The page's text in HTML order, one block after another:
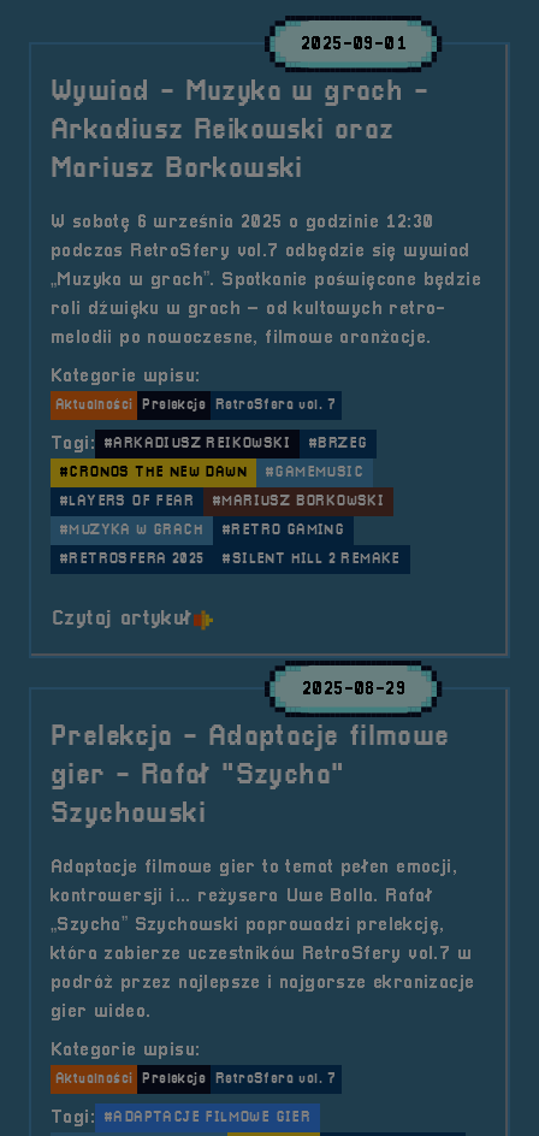
2025-09-01
Wywiad - Muzyka w grach -
Arkadiusz Reikowski oraz
Mariusz Borkowski
W sobotę 6 września 2025 o godzinie 12:30
podczas RetroSfery vol.7 odbędzie się wywiad
„Muzyka w grach”. Spotkanie poświęcone będzie
roli dźwięku w grach – od kultowych retro-
melodii po nowoczesne, filmowe aranżacje.
Kategorie wpisu:
Aktualności Prelekcje RetroSfera vol. 7
Tagi: #ARKADIUSZ REIKOWSKI
#BRZEG
#CRONOS THE NEW DAWN
#GAMEMUSIC
#LAYERS OF FEAR
#MARIUSZ BORKOWSKI
#MUZYKA W GRACH
#RETRO GAMING
#RETROSFERA 2025
#SILENT HILL 2 REMAKE
Czytaj artykuło tytule Wywiad &#8211;
2025-08-29
Prelekcja - Adaptacje filmowe
gier - Rafał "Szycha"
Szychowski
Adaptacje filmowe gier to temat pełen emocji,
kontrowersji i... reżysera Uwe Bolla. Rafał
„Szycha” Szychowski poprowadzi prelekcję,
która zabierze uczestników RetroSfery vol.7 w
podróż przez najlepsze i najgorsze ekranizacje
gier wideo.
Kategorie wpisu:
Aktualności Prelekcje RetroSfera vol. 7
Tagi:
#ADAPTACJE FILMOWE GIER